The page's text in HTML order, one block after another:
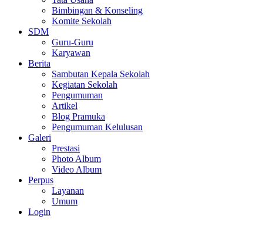
Bimbingan & Konseling
Komite Sekolah
SDM
Guru-Guru
Karyawan
Berita
Sambutan Kepala Sekolah
Kegiatan Sekolah
Pengumuman
Artikel
Blog Pramuka
Pengumuman Kelulusan
Galeri
Prestasi
Photo Album
Video Album
Perpus
Layanan
Umum
Login